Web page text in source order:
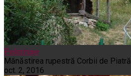
Pelerinaje
Mănăstirea rupestră Corbii de Piatră
oct. 2, 2016